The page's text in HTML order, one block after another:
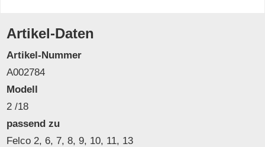
Artikel-Daten
Artikel-Nummer
A002784
Modell
2 /18
passend zu
Felco 2, 6, 7, 8, 9, 10, 11, 13